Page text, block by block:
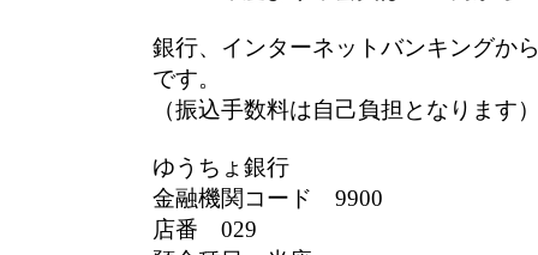
銀行、インターネットバンキングか
です。
（振込手数料は自己負担となります
ゆうちょ銀行
金融機関コード 9900
店番 029